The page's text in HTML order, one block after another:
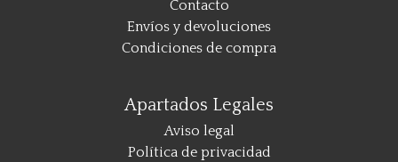
Contacto
Envíos y devoluciones
Condiciones de compra
Apartados Legales
Aviso legal
Política de privacidad